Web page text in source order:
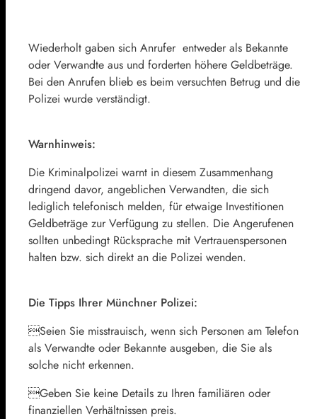
Wiederholt gaben sich Anrufer entweder als Bekannte
oder Verwandte aus und forderten höhere Geldbeträge.
Bei den Anrufen blieb es beim versuchten Betrug und die
Polizei wurde verständigt.
Warnhinweis:
Die Kriminalpolizei warnt in diesem Zusammenhang
dringend davor, angeblichen Verwandten, die sich
lediglich telefonisch melden, für etwaige Investitionen
Geldbeträge zur Verfügung zu stellen. Die Angerufenen
sollten unbedingt Rücksprache mit Vertrauenspersonen
halten bzw. sich direkt an die Polizei wenden.
Die Tipps Ihrer Münchner Polizei:
Seien Sie misstrauisch, wenn sich Personen am Telefon
als Verwandte oder Bekannte ausgeben, die Sie als
solche nicht erkennen.
Geben Sie keine Details zu Ihren familiären oder
finanziellen Verhältnissen preis.